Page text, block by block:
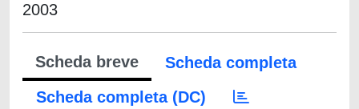
2003
Scheda breve
Scheda completa
Scheda completa (DC)